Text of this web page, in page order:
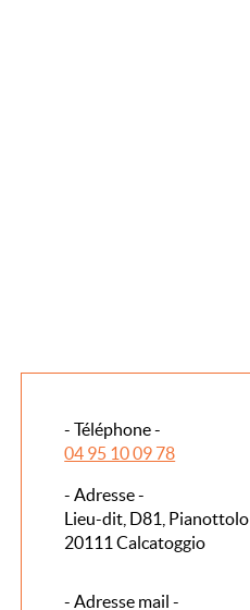
- Téléphone -
04 95 10 09 78
- Adresse -
Lieu-dit, D81, Pianottolo
20111 Calcatoggio
- Adresse mail -